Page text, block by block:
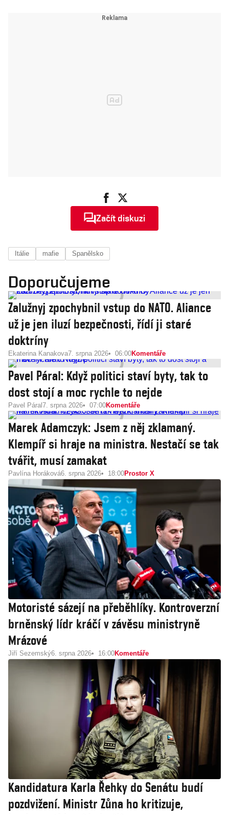
Začít diskuzi
Itálie mafie Spanělsko
Doporučujeme
Zalužnyj zpochybnil vstup do NATO. Aliance
už je jen iluzí bezpečnosti, řídí ji staré
doktríny
Ekaterina Kanakova7. srpna 2026 06:00Komentáře
Pavel Páral: Když politici staví byty, tak to
dost stojí a moc rychle to nejde
Pavel Páral 7. srpna 2026 07:00Komentáře
Marek Adamczyk: Jsem z něj zklamaný.
Klempíř si hraje na ministra. Nestačí se tak
tvářit, musí zamakat
Pavlína Horáková6. srpna 2026 18:00Prostor X
Motoristé sázejí na přeběhlíky. Kontroverzní
brněnský lídr kráčí v závěsu ministryně
Mrázové
Jiří Sezemský6. srpna 2026 16:00Komentáře
Kandidatura Karla Řehky do Senátu budí
pozdvižení. Ministr Zůna ho kritizuje,